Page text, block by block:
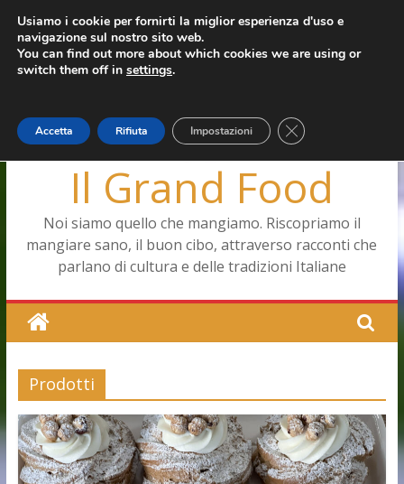
Salta
contenuto
martedì, Agosto 4, 2026
Ultimo: Capodimonte, ritorna la tavola di corte
Pizza a Corte
Le carote, alleate della pelle e non solo
Il Grand Food
Noi siamo quello che mangiamo. Riscopriamo il
mangiare sano, il buon cibo, attraverso racconti che
parlano di cultura e delle tradizioni Italiane
Prodotti
Usiamo i cookie per fornirti la miglior esperienza d'uso e
navigazione sul nostro sito web.
You can find out more about which cookies we are using or
switch them off in settings.
Accetta Rifiuta Impostazioni Close GDPR